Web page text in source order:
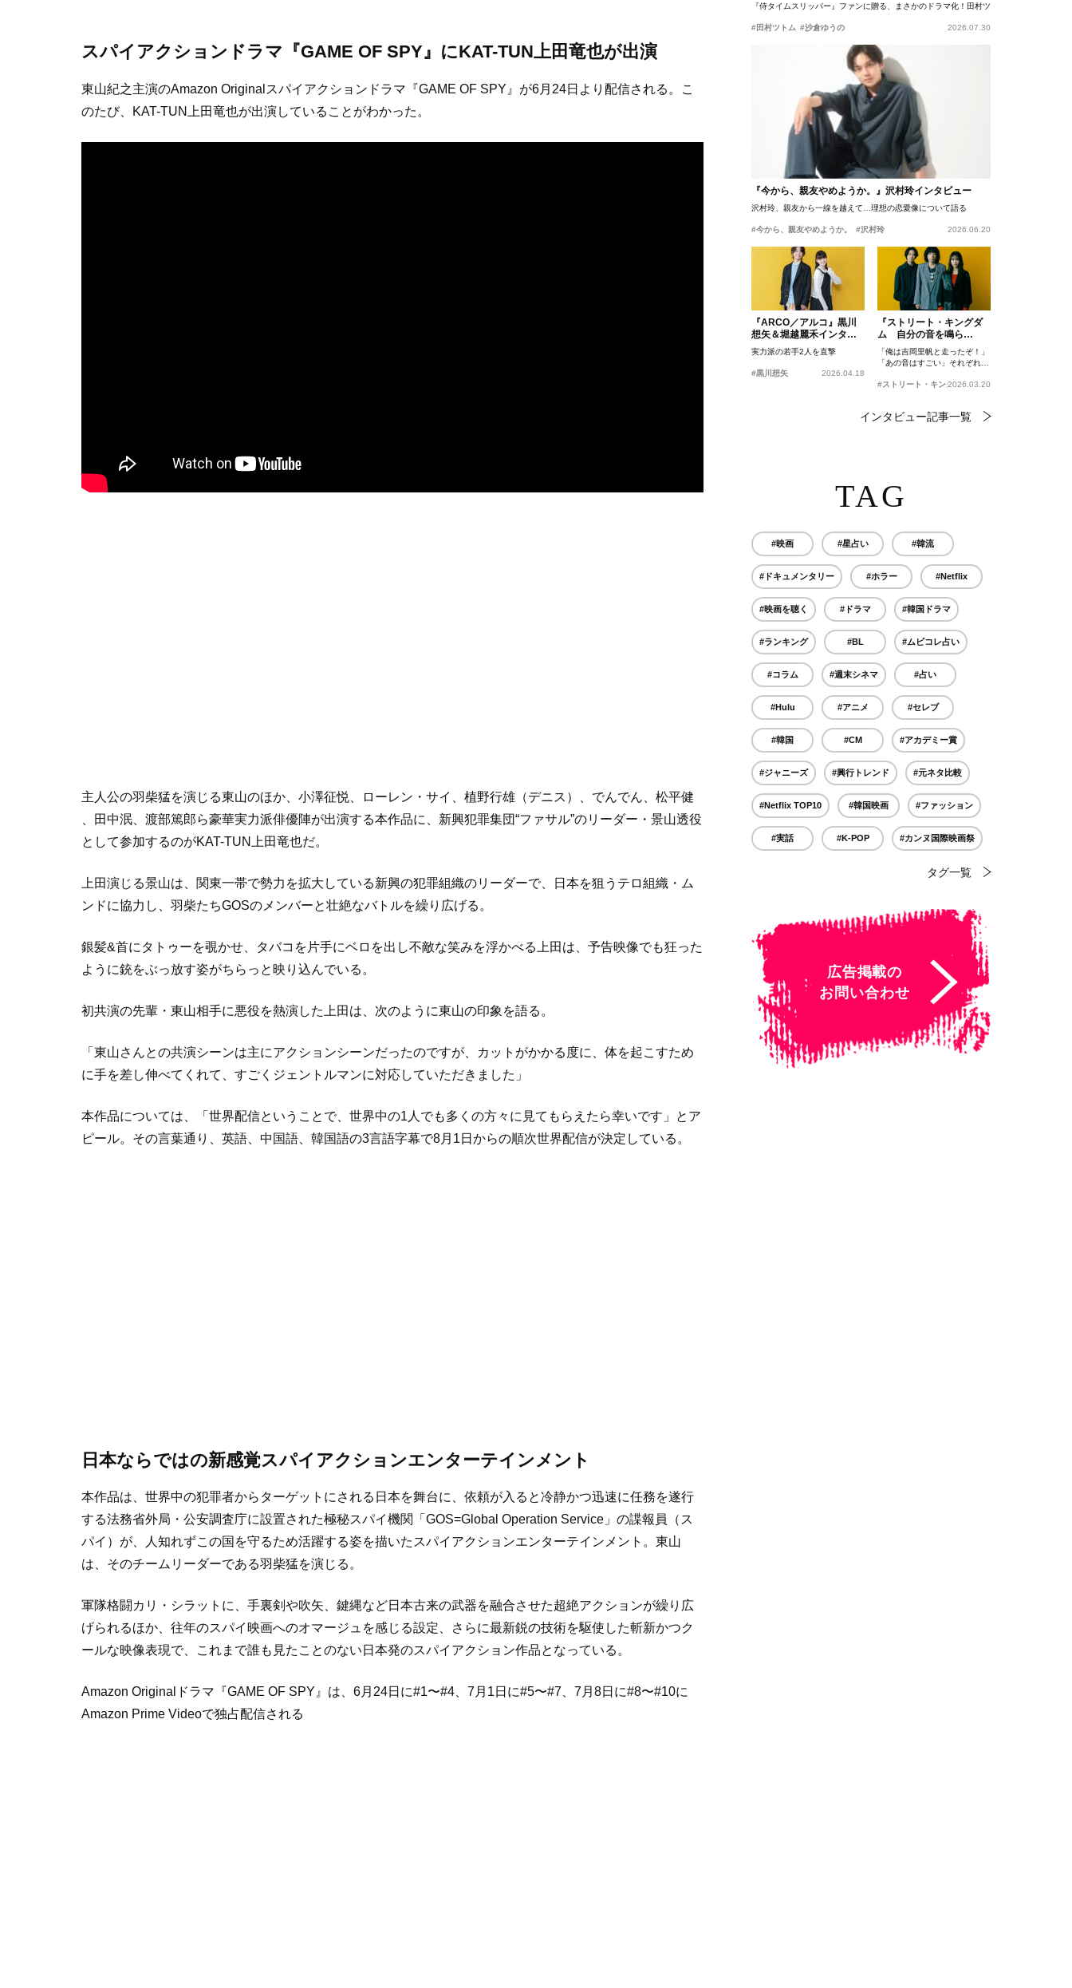
スパイアクションドラマ『GAME OF SPY』にKAT-TUN上田竜也が出演
東山紀之主演のAmazon Originalスパイアクションドラマ『GAME OF SPY』が6月24日より配信される。こ
のたび、KAT-TUN上田竜也が出演していることがわかった。
主人公の羽柴猛を演じる東山のほか、小澤征悦、ローレン・サイ、植野行雄（デニス）、でんでん、松平健
、田中泯、渡部篤郎ら豪華実力派俳優陣が出演する本作品に、新興犯罪集団“ファサル”のリーダー・景山透役
として参加するのがKAT-TUN上田竜也だ。
上田演じる景山は、関東一帯で勢力を拡大している新興の犯罪組織のリーダーで、日本を狙うテロ組織・ム
ンドに協力し、羽柴たちGOSのメンバーと壮絶なバトルを繰り広げる。
銀髪&首にタトゥーを覗かせ、タバコを片手にベロを出し不敵な笑みを浮かべる上田は、予告映像でも狂った
ように銃をぶっ放す姿がちらっと映り込んでいる。
初共演の先輩・東山相手に悪役を熱演した上田は、次のように東山の印象を語る。
「東山さんとの共演シーンは主にアクションシーンだったのですが、カットがかかる度に、体を起こすため
に手を差し伸べてくれて、すごくジェントルマンに対応していただきました」
本作品については、「世界配信ということで、世界中の1人でも多くの方々に見てもらえたら幸いです」とア
ピール。その言葉通り、英語、中国語、韓国語の3言語字幕で8月1日からの順次世界配信が決定している。
日本ならではの新感覚スパイアクションエンターテインメント
本作品は、世界中の犯罪者からターゲットにされる日本を舞台に、依頼が入ると冷静かつ迅速に任務を遂行
する法務省外局・公安調査庁に設置された極秘スパイ機関「GOS=Global Operation Service」の諜報員（ス
パイ）が、人知れずこの国を守るため活躍する姿を描いたスパイアクションエンターテインメント。東山
は、そのチームリーダーである羽柴猛を演じる。
軍隊格闘カリ・シラットに、手裏剣や吹矢、鍵縄など日本古来の武器を融合させた超絶アクションが繰り広
げられるほか、往年のスパイ映画へのオマージュを感じる設定、さらに最新鋭の技術を駆使した斬新かつク
ールな映像表現で、これまで誰も見たことのない日本発のスパイアクション作品となっている。
Amazon Originalドラマ『GAME OF SPY』は、6月24日に#1〜#4、7月1日に#5〜#7、7月8日に#8〜#10に
Amazon Prime Videoで独占配信される
『侍タイムスリッパー』ファンに贈る、まさかのドラマ化！田村ツトム×沙倉ゆうのが語
#田村ツトム #沙倉ゆうの 2026.07.30
『今から、親友やめようか。』沢村玲インタビュー
沢村玲、親友から一線を越えて…理想の恋愛像について語る
#今から、親友やめようか。 #沢村玲 2026.06.20
『ARCO／アルコ』黒川
想矢＆堀越麗禾インタビ
ュー
実力派の若手2人を直撃
#黒川想矢 2026.04.18
『ストリート・キングダ
ム 自分の音を鳴ら
せ。』峯田和伸、若葉竜
也、吉岡里帆インタビュ
ー
「俺は吉岡里帆と走ったぞ！」
「あの音はすごい」それぞれの
#ストリート・キングダム 自分の音を鳴らせ。
2026.03.20
インタビュー記事一覧
TAG
#映画 #星占い #韓流
#ドキュメンタリー #ホラー #Netflix
#映画を聴く #ドラマ #韓国ドラマ
#ランキング #BL #ムビコレ占い
#コラム #週末シネマ #占い
#Hulu #アニメ #セレブ
#韓国 #CM #アカデミー賞
#ジャニーズ #興行トレンド #元ネタ比較
#Netflix TOP10 #韓国映画 #ファッション
#実話 #K-POP #カンヌ国際映画祭
タグ一覧
広告掲載の
お問い合わせ